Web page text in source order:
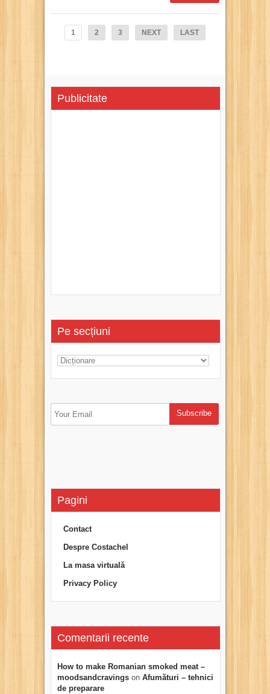
1 2 3 NEXT LAST
Publicitate
Pe secțiuni
Pagini
Contact
Despre Costachel
La masa virtuală
Privacy Policy
Comentarii recente
How to make Romanian smoked meat –
moodsandcravings on Afumături – tehnici
de preparare